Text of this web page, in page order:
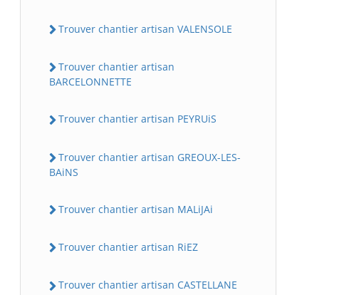
Trouver chantier artisan VALENSOLE
Trouver chantier artisan
BARCELONNETTE
Trouver chantier artisan PEYRUiS
Trouver chantier artisan GREOUX-LES-
BAiNS
Trouver chantier artisan MALiJAi
Trouver chantier artisan RiEZ
Trouver chantier artisan CASTELLANE